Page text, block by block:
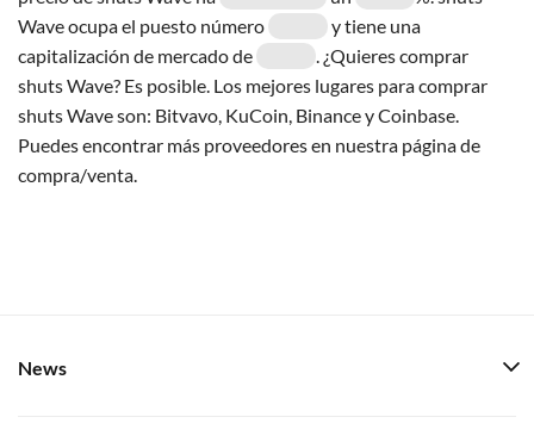
Wave ocupa el puesto número
y tiene una
capitalización de mercado de
. ¿Quieres comprar
shuts Wave? Es posible. Los mejores lugares para comprar
shuts Wave son: Bitvavo, KuCoin, Binance y Coinbase.
Puedes encontrar más proveedores en nuestra página de
compra/venta.
News